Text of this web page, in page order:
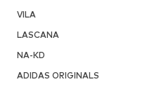
VILA
LASCANA
NA-KD
ADIDAS ORIGINALS